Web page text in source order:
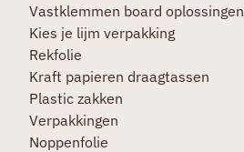
Vastklemmen board oplossingen
Kies je lijm verpakking
Rekfolie
Kraft papieren draagtassen
Plastic zakken
Verpakkingen
Noppenfolie